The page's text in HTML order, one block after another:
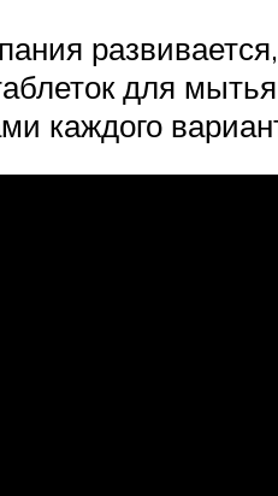
для
каждого